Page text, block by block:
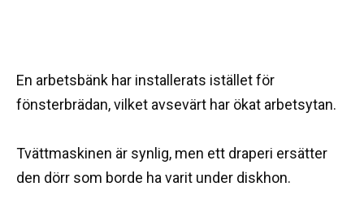
En arbetsbänk har installerats istället för
fönsterbrädan, vilket avsevärt har ökat arbetsytan.
Tvättmaskinen är synlig, men ett draperi ersätter
den dörr som borde ha varit under diskhon.